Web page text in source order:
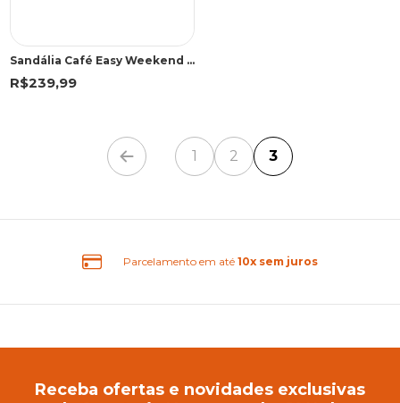
Sandália Café Easy Weekend | Democrata
R$239,99
1 2 3
Parcelamento em até 10x sem juros
Receba ofertas e novidades exclusivas